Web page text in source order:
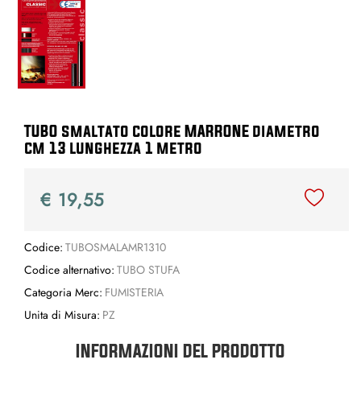
TUBO smaltato colore MARRONE diametro
cm 13 lunghezza 1 metro
€ 19,55
Codice: TUBOSMALAMR1310
Codice alternativo: TUBO STUFA
Categoria Merc: FUMISTERIA
Unita di Misura: PZ
INFORMAZIONI DEL PRODOTTO